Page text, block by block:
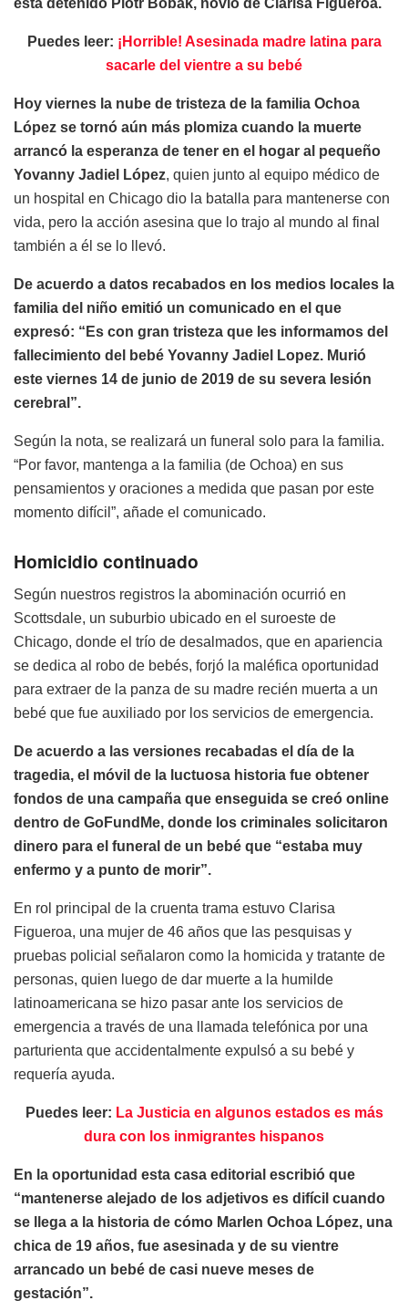
está detenido Piotr Bobak, novio de Clarisa Figueroa.
Puedes leer: ¡Horrible! Asesinada madre latina para
sacarle del vientre a su bebé
Hoy viernes la nube de tristeza de la familia Ochoa
López se tornó aún más plomiza cuando la muerte
arrancó la esperanza de tener en el hogar al pequeño
Yovanny Jadiel López, quien junto al equipo médico de
un hospital en Chicago dio la batalla para mantenerse con
vida, pero la acción asesina que lo trajo al mundo al final
también a él se lo llevó.
De acuerdo a datos recabados en los medios locales la
familia del niño emitió un comunicado en el que
expresó: “Es con gran tristeza que les informamos del
fallecimiento del bebé Yovanny Jadiel Lopez. Murió
este viernes 14 de junio de 2019 de su severa lesión
cerebral”.
Según la nota, se realizará un funeral solo para la familia.
“Por favor, mantenga a la familia (de Ochoa) en sus
pensamientos y oraciones a medida que pasan por este
momento difícil”, añade el comunicado.
Homicidio continuado
Según nuestros registros la abominación ocurrió en
Scottsdale, un suburbio ubicado en el suroeste de
Chicago, donde el trío de desalmados, que en apariencia
se dedica al robo de bebés, forjó la maléfica oportunidad
para extraer de la panza de su madre recién muerta a un
bebé que fue auxiliado por los servicios de emergencia.
De acuerdo a las versiones recabadas el día de la
tragedia, el móvil de la luctuosa historia fue obtener
fondos de una campaña que enseguida se creó online
dentro de GoFundMe, donde los criminales solicitaron
dinero para el funeral de un bebé que “estaba muy
enfermo y a punto de morir”.
En rol principal de la cruenta trama estuvo Clarisa
Figueroa, una mujer de 46 años que las pesquisas y
pruebas policial señalaron como la homicida y tratante de
personas, quien luego de dar muerte a la humilde
latinoamericana se hizo pasar ante los servicios de
emergencia a través de una llamada telefónica por una
parturienta que accidentalmente expulsó a su bebé y
requería ayuda.
Puedes leer: La Justicia en algunos estados es más
dura con los inmigrantes hispanos
En la oportunidad esta casa editorial escribió que
“mantenerse alejado de los adjetivos es difícil cuando
se llega a la historia de cómo Marlen Ochoa López, una
chica de 19 años, fue asesinada y de su vientre
arrancado un bebé de casi nueve meses de
gestación”.